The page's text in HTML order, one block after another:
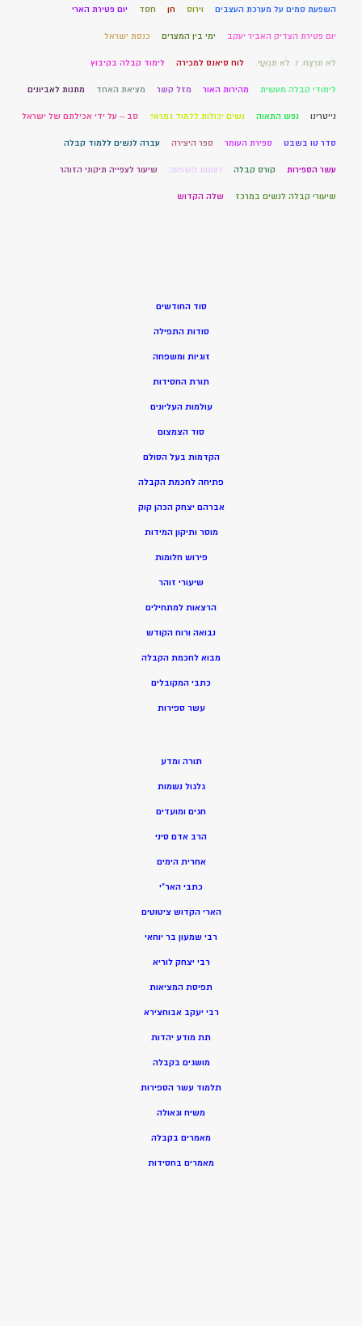
השפעת סמים על מערכת העצבים וירוס חן חסד יום פטירת הארי
יום פטירת הצדיק האביר יעקב ימי בין המצרים כנסת ישראל
לֹא תִרְצַח. 7. לֹא תִנְאָף. לוח סיאנס למכירה לימוד קבלה בקיבוץ
לימודי קבלה מעשית מהירות האור מזל קשר מציאת האחד מתנות לאביונים
נייטרינו נפש התאוה נשים יכולות ללמוד גמרא? סב – על ידי אכילתם של ישראל
סדר טו בשבט ספירת העומר ספר היצירה עברה לנשים ללמוד קבלה
עשר הספירות קורס קבלה רצונות השפעה שיעור לצפייה תיקוני הזוהר
שיעורי קבלה לנשים במרכז שלה הקדוש
סוד החודשים
סודות התפילה
זוגיות ומשפחה
תורת החסידות
עולמות העליונים
סוד הצמצום
הקדמות בעל הסולם
פתיחה לחכמת הקבלה
אברהם יצחק הכהן קוק
מוסר ותיקון המידות
פירוש חלומות
שיעורי זוהר
הרצאות למתחילים
נבואה ורוח הקודש
מבוא לחכמת הקבלה
כתבי המקובלים
עשר ספירות
תורה ומדע
גלגול נשמות
חגים ומועדים
הרב אדם סיני
אחרית הימים
כתבי האר”י
הארי הקדוש ציטוטים
רבי שמעון בר יוחאי
רבי יצחק לוריא
תפיסת המציאות
רבי יעקב אבוחצירא
תת מודע יהדות
מושגים בקבלה
תלמוד עשר הספירות
משיח וגאולה
מאמרים בקבלה
מאמרים בחסידות